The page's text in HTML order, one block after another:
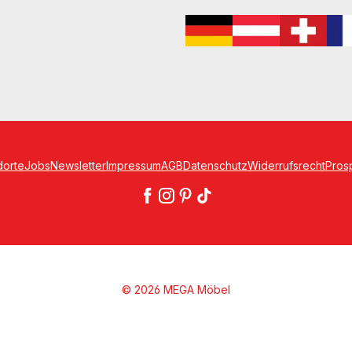
JobsNewsletterImpressumAGBDatenschutzWiderrufsrecht
© 2026 MEGA Möbel